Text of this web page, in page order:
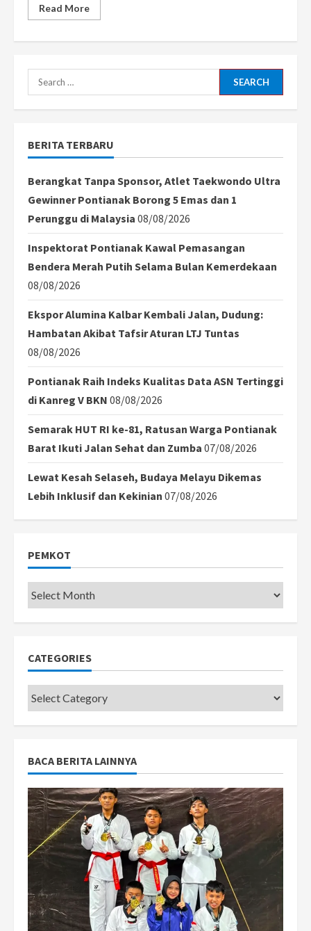
Read MoreRead
more
Daerah
Legalitas
Search
for:
BERITA TERBARU
Berangkat Tanpa Sponsor, Atlet Taekwondo Ultra
Gewinner Pontianak Borong 5 Emas dan 1
Perunggu di Malaysia 08/08/2026
Inspektorat Pontianak Kawal Pemasangan
Bendera Merah Putih Selama Bulan Kemerdekaan
08/08/2026
Ekspor Alumina Kalbar Kembali Jalan, Dudung:
Hambatan Akibat Tafsir Aturan LTJ Tuntas
08/08/2026
Pontianak Raih Indeks Kualitas Data ASN Tertinggi
di Kanreg V BKN 08/08/2026
Semarak HUT RI ke-81, Ratusan Warga Pontianak
Barat Ikuti Jalan Sehat dan Zumba 07/08/2026
Lewat Kesah Selaseh, Budaya Melayu Dikemas
Lebih Inklusif dan Kekinian 07/08/2026
PEMKOT
Pemkot
CATEGORIES
Categories
BACA BERITA LAINNYA